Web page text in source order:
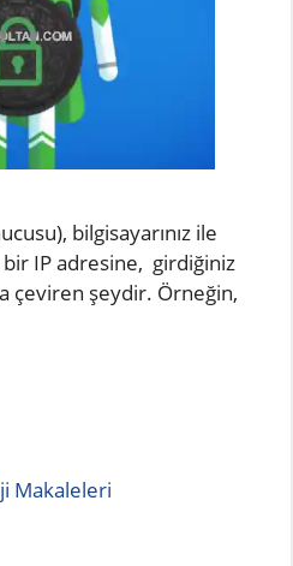
bilgisayarınız ile
bir IP adresine, girdiğiniz
çeviren şeydir. Örneğin,
Makaleleri